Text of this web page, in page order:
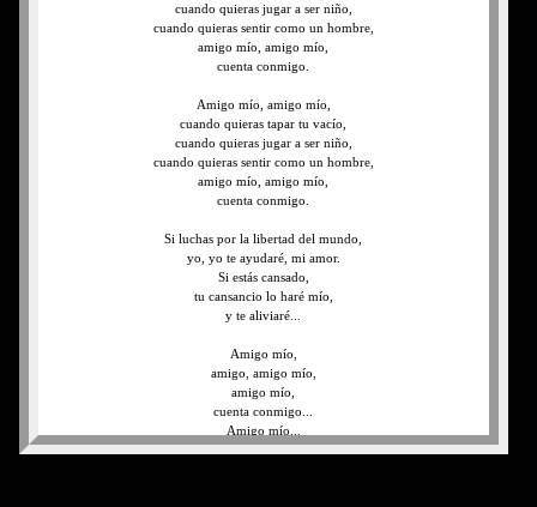
cuando quieras jugar a ser niño,
cuando quieras sentir como un hombre,
amigo mío, amigo mío,
cuenta conmigo.
Amigo mío, amigo mío,
cuando quieras tapar tu vacío,
cuando quieras jugar a ser niño,
cuando quieras sentir como un hombre,
amigo mío, amigo mío,
cuenta conmigo.
Si luchas por la libertad del mundo,
yo, yo te ayudaré, mi amor.
Si estás cansado,
tu cansancio lo haré mío,
y te aliviaré...
Amigo mío,
amigo, amigo mío,
amigo mío,
cuenta conmigo...
Amigo mío...